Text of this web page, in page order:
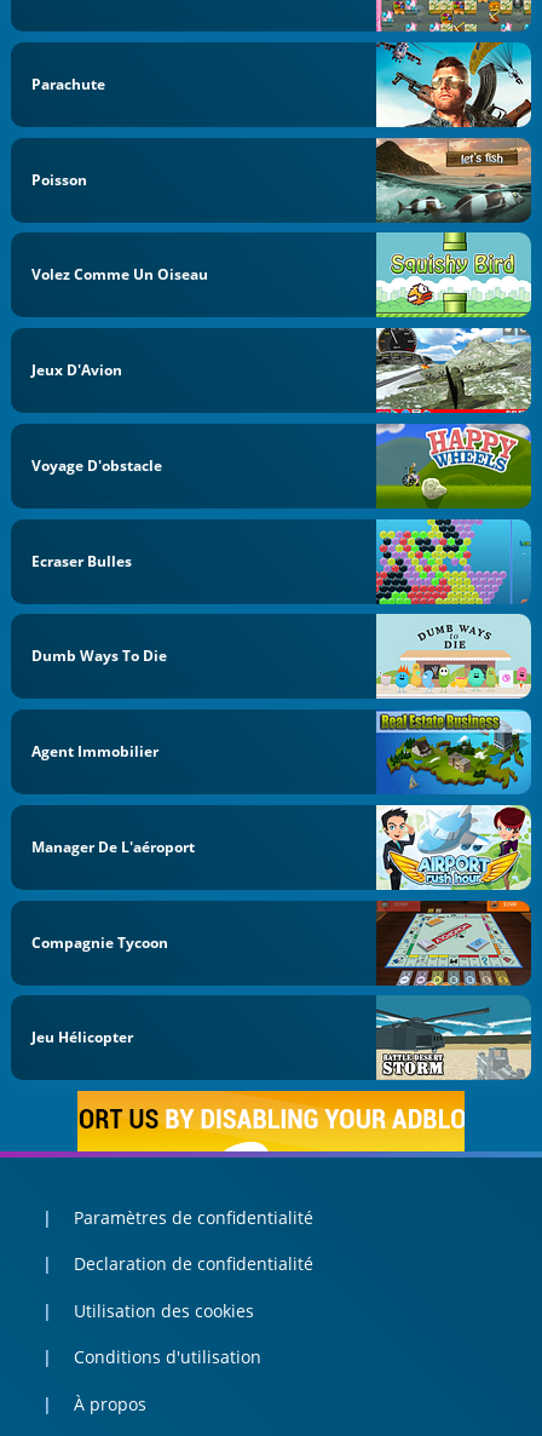
Parachute
Poisson
Volez Comme Un Oiseau
Jeux D'Avion
Voyage D'obstacle
Ecraser Bulles
Dumb Ways To Die
Agent Immobilier
Manager De L'aéroport
Compagnie Tycoon
Jeu Hélicopter
Paramètres de confidentialité
Declaration de confidentialité
Utilisation des cookies
Conditions d'utilisation
À propos